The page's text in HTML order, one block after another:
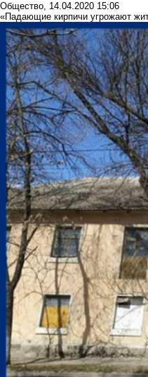
Общество, 14.04.2020 15:06
«Падающие кирпичи угрожают